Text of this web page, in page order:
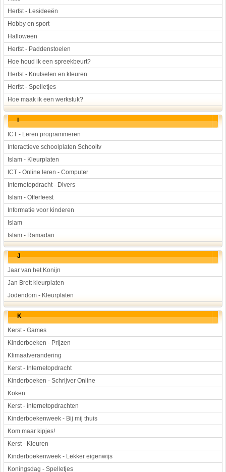
Herfst - Lesideeën
Hobby en sport
Halloween
Herfst - Paddenstoelen
Hoe houd ik een spreekbeurt?
Herfst - Knutselen en kleuren
Herfst - Spelletjes
Hoe maak ik een werkstuk?
I
ICT - Leren programmeren
Interactieve schoolplaten Schooltv
Islam - Kleurplaten
ICT - Online leren - Computer
Internetopdracht - Divers
Islam - Offerfeest
Informatie voor kinderen
Islam
Islam - Ramadan
J
Jaar van het Konijn
Jan Brett kleurplaten
Jodendom - Kleurplaten
K
Kerst - Games
Kinderboeken - Prijzen
Klimaatverandering
Kerst - Internetopdracht
Kinderboeken - Schrijver Online
Koken
Kerst - internetopdrachten
Kinderboekenweek - Bij mij thuis
Kom maar kipjes!
Kerst - Kleuren
Kinderboekenweek - Lekker eigenwijs
Koningsdag - Spelletjes